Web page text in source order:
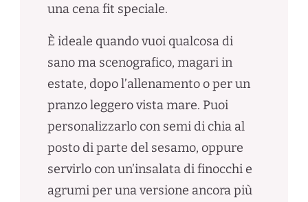
una cena fit speciale.
È ideale quando vuoi qualcosa di
sano ma scenografico, magari in
estate, dopo l’allenamento o per un
pranzo leggero vista mare. Puoi
personalizzarlo con semi di chia al
posto di parte del sesamo, oppure
servirlo con un’insalata di finocchi e
agrumi per una versione ancora più